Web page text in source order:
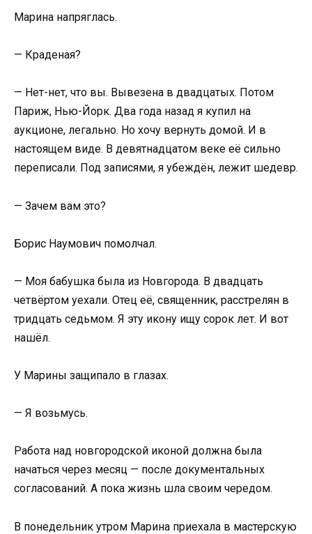
Марина напряглась.
— Краденая?
— Нет-нет, что вы. Вывезена в двадцатых. Потом
Париж, Нью-Йорк. Два года назад я купил на
аукционе, легально. Но хочу вернуть домой. И в
настоящем виде. В девятнадцатом веке её сильно
переписали. Под записями, я убеждён, лежит шедевр.
— Зачем вам это?
Борис Наумович помолчал.
— Моя бабушка была из Новгорода. В двадцать
четвёртом уехали. Отец её, священник, расстрелян в
тридцать седьмом. Я эту икону ищу сорок лет. И вот
нашёл.
У Марины защипало в глазах.
— Я возьмусь.
Работа над новгородской иконой должна была
начаться через месяц — после документальных
согласований. А пока жизнь шла своим чередом.
В понедельник утром Марина приехала в мастерскую